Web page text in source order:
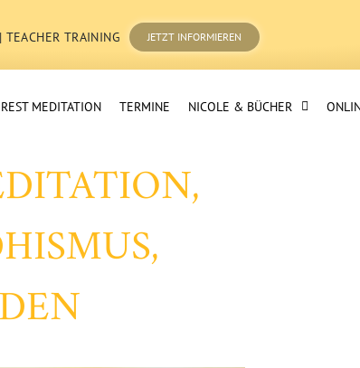
TRAINING JETZT INFORMIEREN
MEDITATION TERMINE NICOLE & BÜCHER